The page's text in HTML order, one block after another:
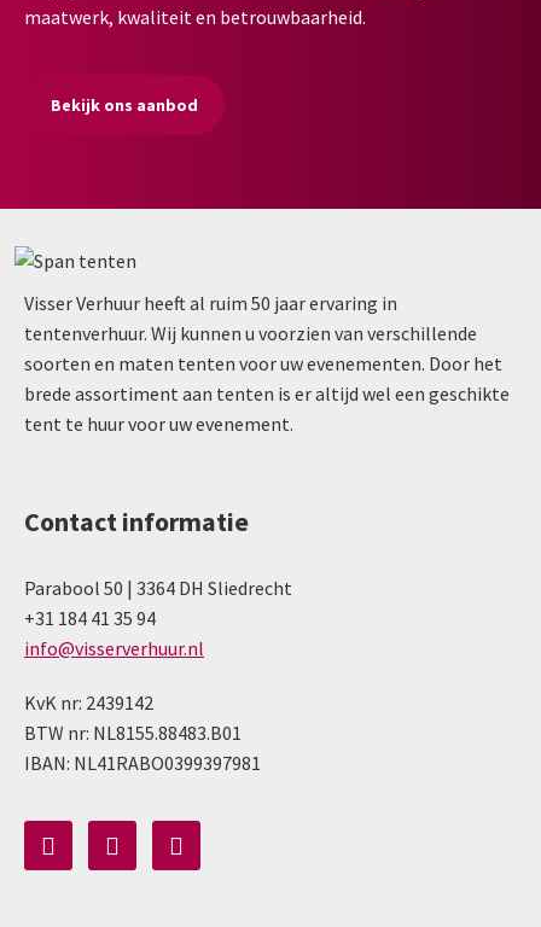
maatwerk, kwaliteit en betrouwbaarheid.
Bekijk ons aanbod
Visser Verhuur heeft al ruim 50 jaar ervaring in
tentenverhuur. Wij kunnen u voorzien van verschillende
soorten en maten tenten voor uw evenementen. Door het
brede assortiment aan tenten is er altijd wel een geschikte
tent te huur voor uw evenement.
Contact informatie
Parabool 50 | 3364 DH Sliedrecht
+31 184 41 35 94
info@visserverhuur.nl
KvK nr: 2439142
BTW nr: NL8155.88483.B01
IBAN: NL41RABO0399397981